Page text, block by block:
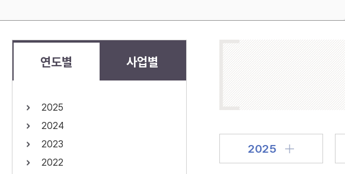
조선 후기
근대
다시쓰기
“정조”와 “정약용”이 동시에 포함된 자료를 검
색
연도별 사업별
2025
2024
2023
2022
2025